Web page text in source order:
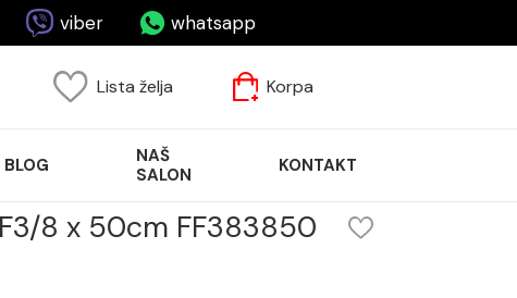
viber whatsapp
Lista želja Korpa
BLOG
NAŠ
SALON
KONTAKT
8 x 50cm FF383850